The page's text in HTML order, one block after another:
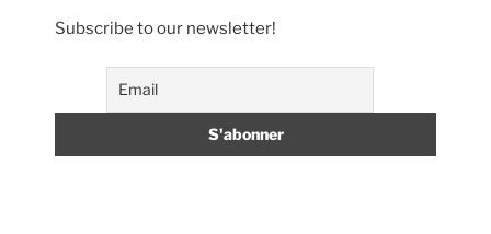
Subscribe to our newsletter!